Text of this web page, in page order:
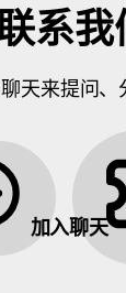
系我
天来提问、
加入聊天